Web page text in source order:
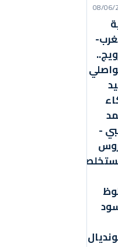
08/06/
-